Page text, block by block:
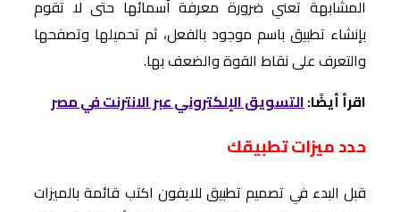
المشابهة تعني ضرورة معرفة أسمائها حتى لا تقوم
بإنشاء تطبيق باسم موجود بالفعل، ثم تحميلها وتصفحها
والتعرف على نقاط القوة والضعف بها.
اقرأ أيضًا:التسويق الإلكتروني عبر الانترنت في مصر
حدد ميزات تطبيقك
قبل البدء في تصميم تطبيق للايفون اكتب قائمة بالميزات